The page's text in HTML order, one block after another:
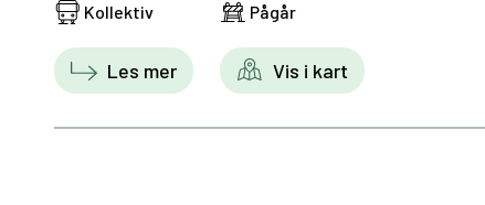
Kollektiv Pågår
Les mer Vis i kart